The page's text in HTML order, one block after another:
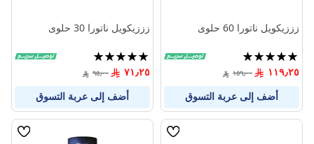
زززيكويل ناتورا 60 حلوى
تقييم:
100%
١١٩٫٢٥ ١٥٩٫٠٠
أضف إلى عربة التسوق
زززيكويل ناتورا 30 حلوى
تقييم:
100%
٧١٫٢٥ ٩٥٫٠٠
أضف إلى عربة التسوق
قائمة
قائمة